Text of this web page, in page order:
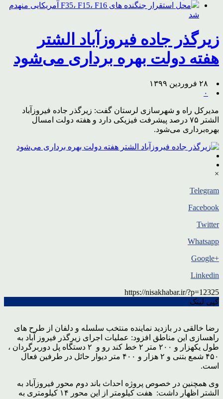
محل استقرار جنگنده های F35، F15، F16 آمریکایی منهدم
شد
زیرگذر جاده فیروزآباد الشتر
هفته دولت بهره برداری می‌شود
۲۸ فروردین ۱۳۹۹
۰
مدیرکل راه و شهرسازی لرستان گفت: زیرگذر جاده فیروزآباد
الشتر ۷۵ درصد پیشرفت فیزیکی دارد و هفته دولت امسال
بهره‌برداری می‌شود.
×
Telegram
Facebook
Twitter
Whatsapp
+Google
Linkedin
https://nisakhabar.ir/?p=12325
کپی لینک
رضا خالقی در بازدید نماینده منتخب سلسله و دلفان از طرح های
راهسازی این مناطق افزود:‌ عملیات اجرای زیرگذر فیروز آباد به
طول یکهزار و ۲۰۰ متر ۲ خط کند رو و ۲ دستگاه پل دوربرگردان ،
۴۵۰ شمع بتنی و ۲ هزار و ۴۰۰ متر دیوار حائل در طرفین فعال
است.
وی همچنین در خصوص پروژه احداث باند دوم محور فیروزآباد به
الشتر اظهار داشت: هفت کیلومتر از این محور ۱۴ کیلومتری به